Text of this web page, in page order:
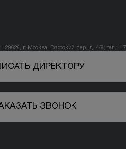
г. Москва, Графский пер., д. 4/9, тел.: +7
ДИРЕКТОРУ
ЗВОНОК